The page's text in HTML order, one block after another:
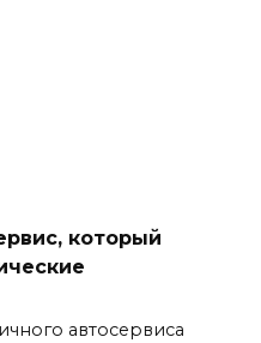
который
автосервиса